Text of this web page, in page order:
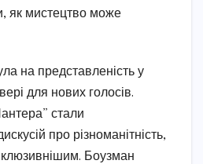
як мистецтво може
на представленість у
для нових голосів.
стали
про різноманітність,
Боузман